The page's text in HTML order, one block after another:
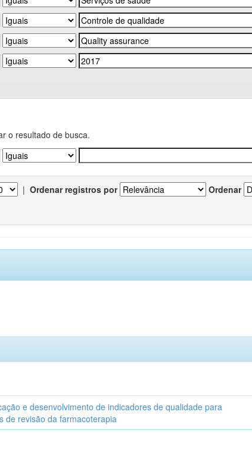
o resultado de busca.
| Ordenar registros por Ordenar
e desenvolvimento de indicadores de qualidade para
de revisão da farmacoterapia